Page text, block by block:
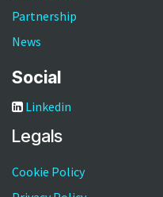
Partnership
News
Social
Linkedin
Legals
Cookie Policy